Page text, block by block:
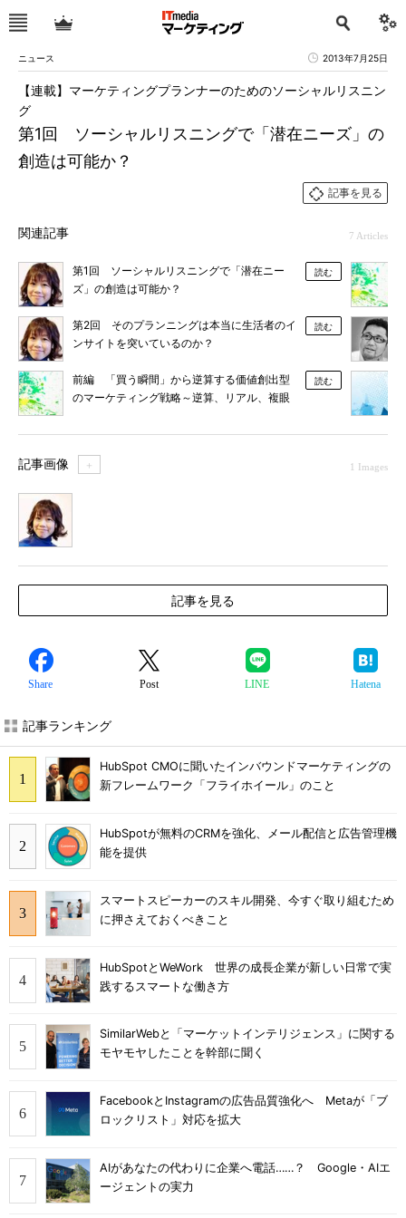
ニュース 2013年7月25日
第1回 ソーシャルリスニングで「潜在ニーズ」の
創造は可能か？
【連載】マーケティングプランナーのためのソーシャルリスニン
グ
記事を見る
関連記事 7 Articles
第1回 ソーシャルリスニングで「潜在ニー
ズ」の創造は可能か？
読む
第2回 そのプランニングは本当に生活者のイ
ンサイトを突いているのか？
読む
前編 「買う瞬間」から逆算する価値創出型
のマーケティング戦略～逆算、リアル、複眼
読む
記事画像 ＋ 1 Images
記事を見る
Share Post LINE Hatena
記事ランキング
HubSpot CMOに聞いたインバウンドマーケティングの
新フレームワーク「フライホイール」のこと
HubSpotが無料のCRMを強化、メール配信と広告管理機
能を提供
スマートスピーカーのスキル開発、今すぐ取り組むため
に押さえておくべきこと
HubSpotとWeWork 世界の成長企業が新しい日常で実
践するスマートな働き方
SimilarWebと「マーケットインテリジェンス」に関する
モヤモヤしたことを幹部に聞く
FacebookとInstagramの広告品質強化へ Metaが「ブ
ロックリスト」対応を拡大
AIがあなたの代わりに企業へ電話……？ Google・AIエ
ージェントの実力